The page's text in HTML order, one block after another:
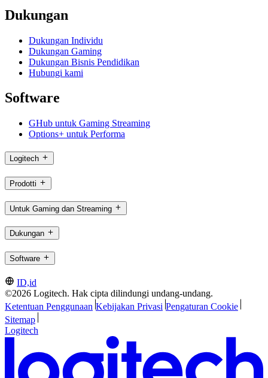
Dukungan
Dukungan Individu
Dukungan Gaming
Dukungan Bisnis Pendidikan
Hubungi kami
Software
GHub untuk Gaming Streaming
Options+ untuk Performa
Logitech
Prodotti
Untuk Gaming dan Streaming
Dukungan
Software
ID,id
©2026 Logitech. Hak cipta dilindungi undang-undang.
Ketentuan Penggunaan Kebijakan Privasi Pengaturan Cookie
Sitemap
Logitech